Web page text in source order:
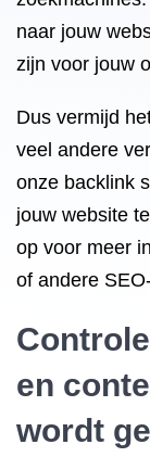
naar jouw
zijn voor jouw
Dus vermijd
veel andere
onze backlink
jouw website
op voor meer
of andere
en
wordt